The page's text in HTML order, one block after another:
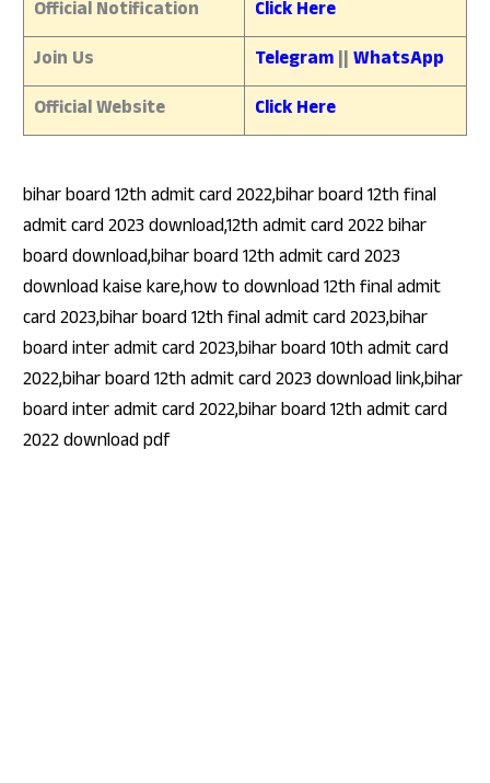
Official Notification
Click Here
Join Us
Telegram||WhatsApp
Official Website
Click Here
bihar board 12th admit card 2022,bihar board 12th final
admit card 2023 download,12th admit card 2022 bihar
board download,bihar board 12th admit card 2023
download kaise kare,how to download 12th final admit
card 2023,bihar board 12th final admit card 2023,bihar
board inter admit card 2023,bihar board 10th admit card
2022,bihar board 12th admit card 2023 download link,bihar
board inter admit card 2022,bihar board 12th admit card
2022 download pdf